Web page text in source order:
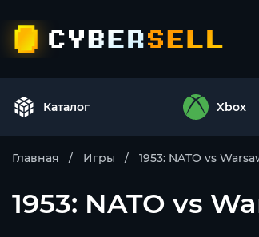
Каталог Xbox
Главная Игры 1953: NATO vs
1953: NATO vs